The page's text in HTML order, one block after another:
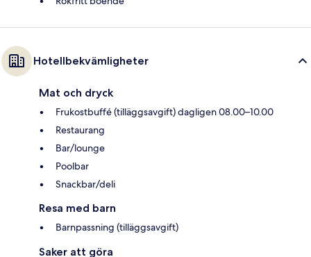
Hotellbekvämligheter
Mat och dryck
Frukostbuffé (tilläggsavgift) dagligen 08.00–10.00
Restaurang
Bar/lounge
Poolbar
Snackbar/deli
Resa med barn
Barnpassning (tilläggsavgift)
Saker att göra